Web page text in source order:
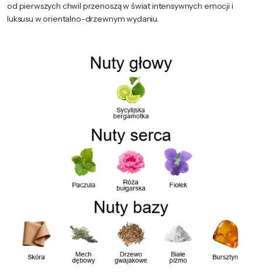
od pierwszych chwil przenoszą w świat intensywnych emocji i
luksusu w orientalno-drzewnym wydaniu.